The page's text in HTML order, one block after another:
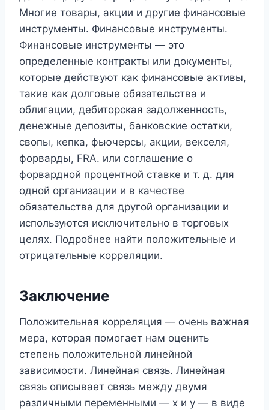
Многие товары, акции и другие финансовые
инструменты. Финансовые инструменты.
Финансовые инструменты — это
определенные контракты или документы,
которые действуют как финансовые активы,
такие как долговые обязательства и
облигации, дебиторская задолженность,
денежные депозиты, банковские остатки,
свопы, кепка, фьючерсы, акции, векселя,
форварды, FRA. или соглашение о
форвардной процентной ставке и т. д. для
одной организации и в качестве
обязательства для другой организации и
используются исключительно в торговых
целях. Подробнее найти положительные и
отрицательные корреляции.
Заключение
Положительная корреляция — очень важная
мера, которая помогает нам оценить
степень положительной линейной
зависимости. Линейная связь. Линейная
связь описывает связь между двумя
различными переменными — x и y — в виде